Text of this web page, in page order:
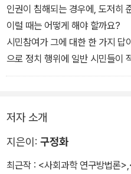
자 38명을 인터뷰한 결과, 방관
게 연락했을 거라고 생각하여 아
다. 이를 책임감 분산 효과라고
4년 뉴욕에서 일어난 이 살인 사
이 무엇인지도 중요하지만, 더 관
은 도시민으로 살아가고 있고요.
- <3장 사회 변동에 따른 생활공
인권이 침해되는 경우에, 도저히
이럴 때는 어떻게 해야 할까요?
시민참여가 그에 대한 한 가지 답
으로 정치 행위에 일반 시민들이
것을 말하는데, 선거나 투표와 같
시민참여는 그 활동이 매우 광범
를 탄 장애인을 표시하는 픽토그
이 너무 수동적이라고 생각한 뉴
저자 소개
지은이: 구정화
최근작 : <사회과학 연구방법론>